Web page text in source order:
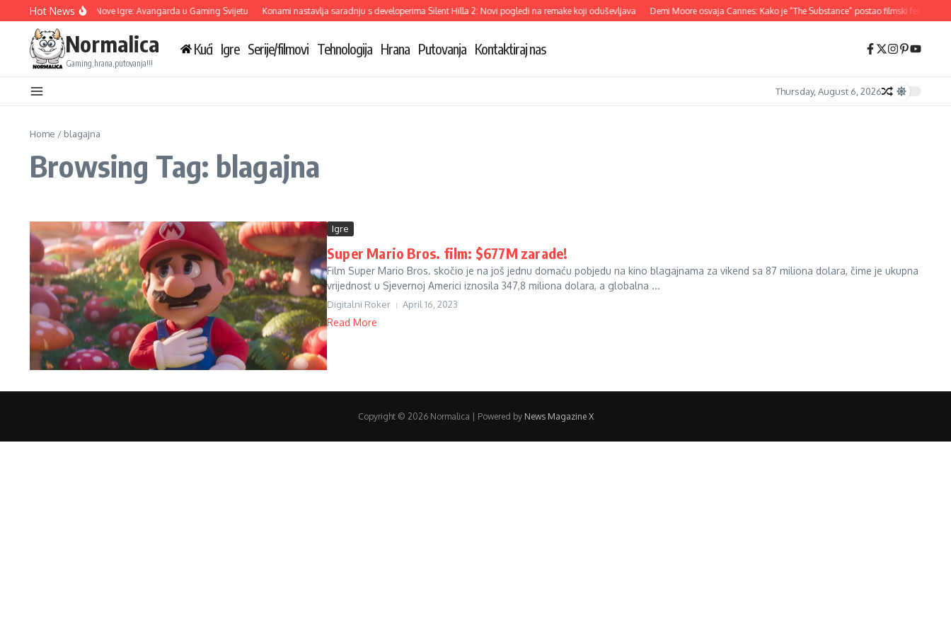
Skip to content
Hot News
Ubisoft Otkriva Tri Nove Igre: Avangarda u Gaming Svijetu Konami nastavlja saradnju s developerima Silent Hilla 2: Novi pogledi na remake koji oduševljava Demi Moore osvaja Cannes: Kako je “The Substance” postao filmski fenomen
Normalica
Gaming,hrana,putovanja!!!
Kući Igre Serije/filmovi Tehnologija Hrana Putovanja Kontaktiraj nas
Thursday, August 6, 2026
Home / blagajna
Browsing Tag: blagajna
Igre
Super Mario Bros. film: $677M zarade!
Film Super Mario Bros. skočio je na još jednu domaću pobjedu na kino blagajnama za vikend sa 87 miliona dolara, čime je ukupna
vrijednost u Sjevernoj Americi iznosila 347,8 miliona dolara, a globalna ...
Digitalni Roker April 16, 2023
Read More
Copyright © 2026 Normalica | Powered by News Magazine X